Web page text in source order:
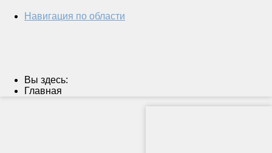
Навигация по области
Вы здесь:
Главная